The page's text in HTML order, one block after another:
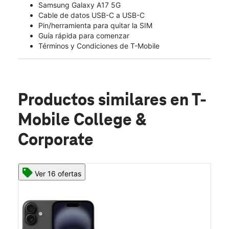
Samsung Galaxy A17 5G
Cable de datos USB-C a USB-C
Pin/herramienta para quitar la SIM
Guía rápida para comenzar
Términos y Condiciones de T-Mobile
Productos similares en T-
Mobile College &
Corporate
Ver 16 ofertas